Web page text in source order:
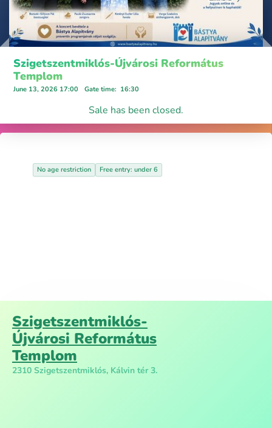
Szigetszentmiklós-Újvárosi Református
Templom
June 13, 2026 17:00 Gate time: 16:30
Sale has been closed.
No age restriction Free entry: under 6
Szigetszentmiklós-
Újvárosi Református
Templom
2310 Szigetszentmiklós, Kálvin tér 3.